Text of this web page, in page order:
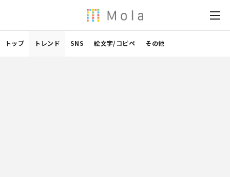
トップ トレンド SNS 絵文字/コピペ その他